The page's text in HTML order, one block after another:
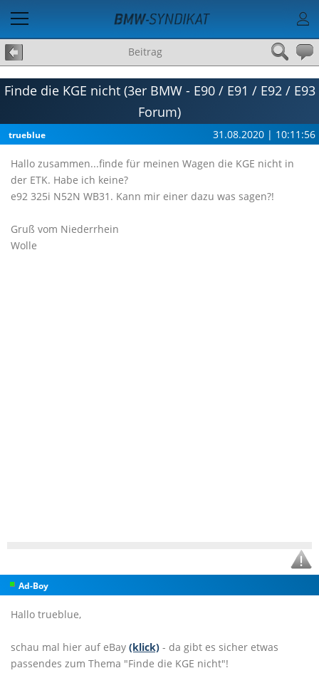
Beitrag
Finde die KGE nicht (3er BMW - E90 / E91 / E92 / E93
Forum)
trueblue 31.08.2020 | 10:11:56
Hallo zusammen...finde für meinen Wagen die KGE nicht in
der ETK. Habe ich keine?
e92 325i N52N WB31. Kann mir einer dazu was sagen?!
Gruß vom Niederrhein
Wolle
Ad-Boy
Hallo trueblue,
schau mal hier auf eBay (klick) - da gibt es sicher etwas
passendes zum Thema "Finde die KGE nicht"!